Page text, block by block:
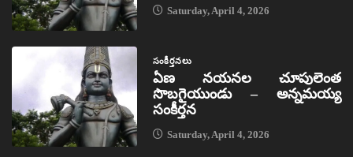
Saturday, April 4, 2026
సంకీర్తనలు
ఏణ నయనల చూపులెంత
సొబగైయుండు – అన్నమయ్య
సంకీర్తన
Saturday, April 4, 2026